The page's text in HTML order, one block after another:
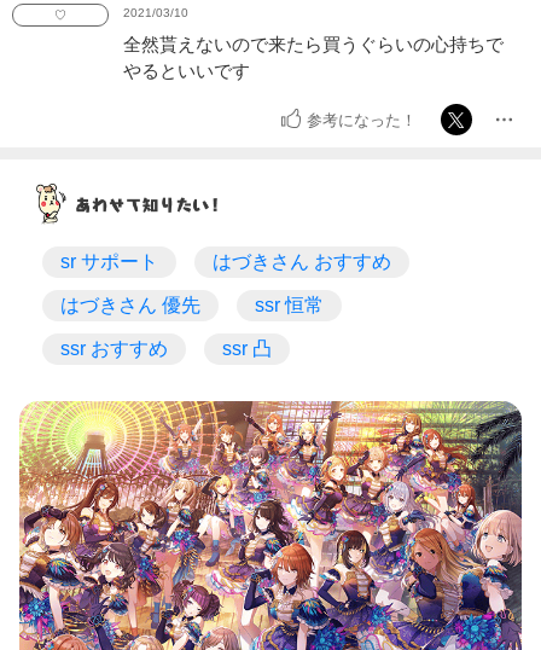
♡ 2021/03/10
全然貰えないので来たら買うぐらいの心持ちで
やるといいです
参考になった！
sr サポート はづきさん おすすめ
はづきさん 優先 ssr 恒常
ssr おすすめ ssr 凸